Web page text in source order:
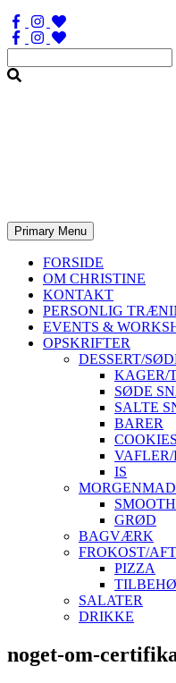
Søg
efter:
Primary Menu
FORSIDE
OM CHRISTINE
KONTAKT
PERSONLIG
EVENTS &
OPSKRIFTER
DESSERT/
KAGER/
SØDE
SALTE
BARER
IS
MORGENMAD
GRØD
BAGVÆRK
FROKOST/
PIZZA
SALATER
DRIKKE
Skip
to
noget-om-